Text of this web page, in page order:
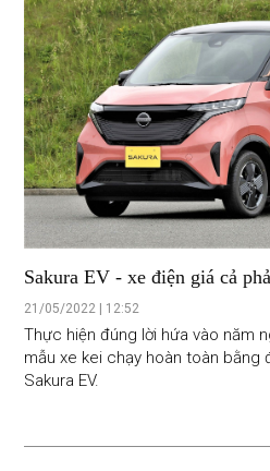
Sakura EV - xe điện giá cả
Nissan
21/05/2022 | 12:52
Thực hiện đúng lời hứa vào năm
mẫu xe kei chạy hoàn toàn bằng
Sakura EV.